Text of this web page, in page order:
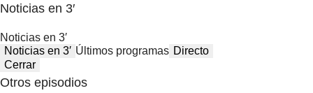
Noticias en 3′
Noticias en 3′
Noticias en 3′ Últimos programas Directo
Cerrar
Otros episodios